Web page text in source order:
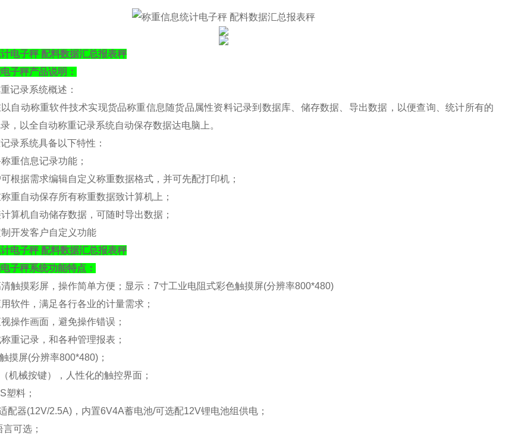
电子秤 配料数据汇总报表秤
子秤产品说明：
记录系统概述：
自动称重软件技术实现货品称重信息随货品属性资料记录到数据库、储存数据、导出数据，以便查询、统计所有的
，以全自动称重记录系统自动保存数据达电脑上。
录系统具备以下特性：
重信息记录功能；
根据需求编辑自定义称重数据格式，并可先配打印机；
重自动保存所有称重数据致计算机上；
算机自动储存数据，可随时导出数据；
开发客户自定义功能
电子秤 配料数据汇总报表秤
子秤系统功能特点：
触摸彩屏，操作简单方便； 显示： 7寸工业电阻式彩色触摸屏(分辨率800*480)
软件，满足各行各业的计量需求；
操作画面，避免操作错误；
重记录，和各种管理报表；
摸屏(分辨率800*480)；
机械按键），人性化的触控界面；
塑料；
配器(12V/2.5A)，内置6V4A蓄电池/可选配12V锂电池组供电；
可选；